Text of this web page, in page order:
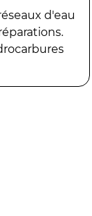
d'eau